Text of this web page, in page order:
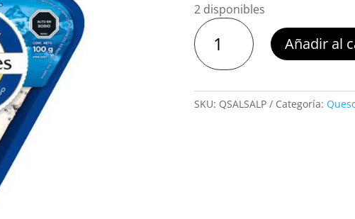
2 disponibles
Queso
Azul
Los
Alpes
100
g
Añadir al
SKU: QSALSALP Categoría: